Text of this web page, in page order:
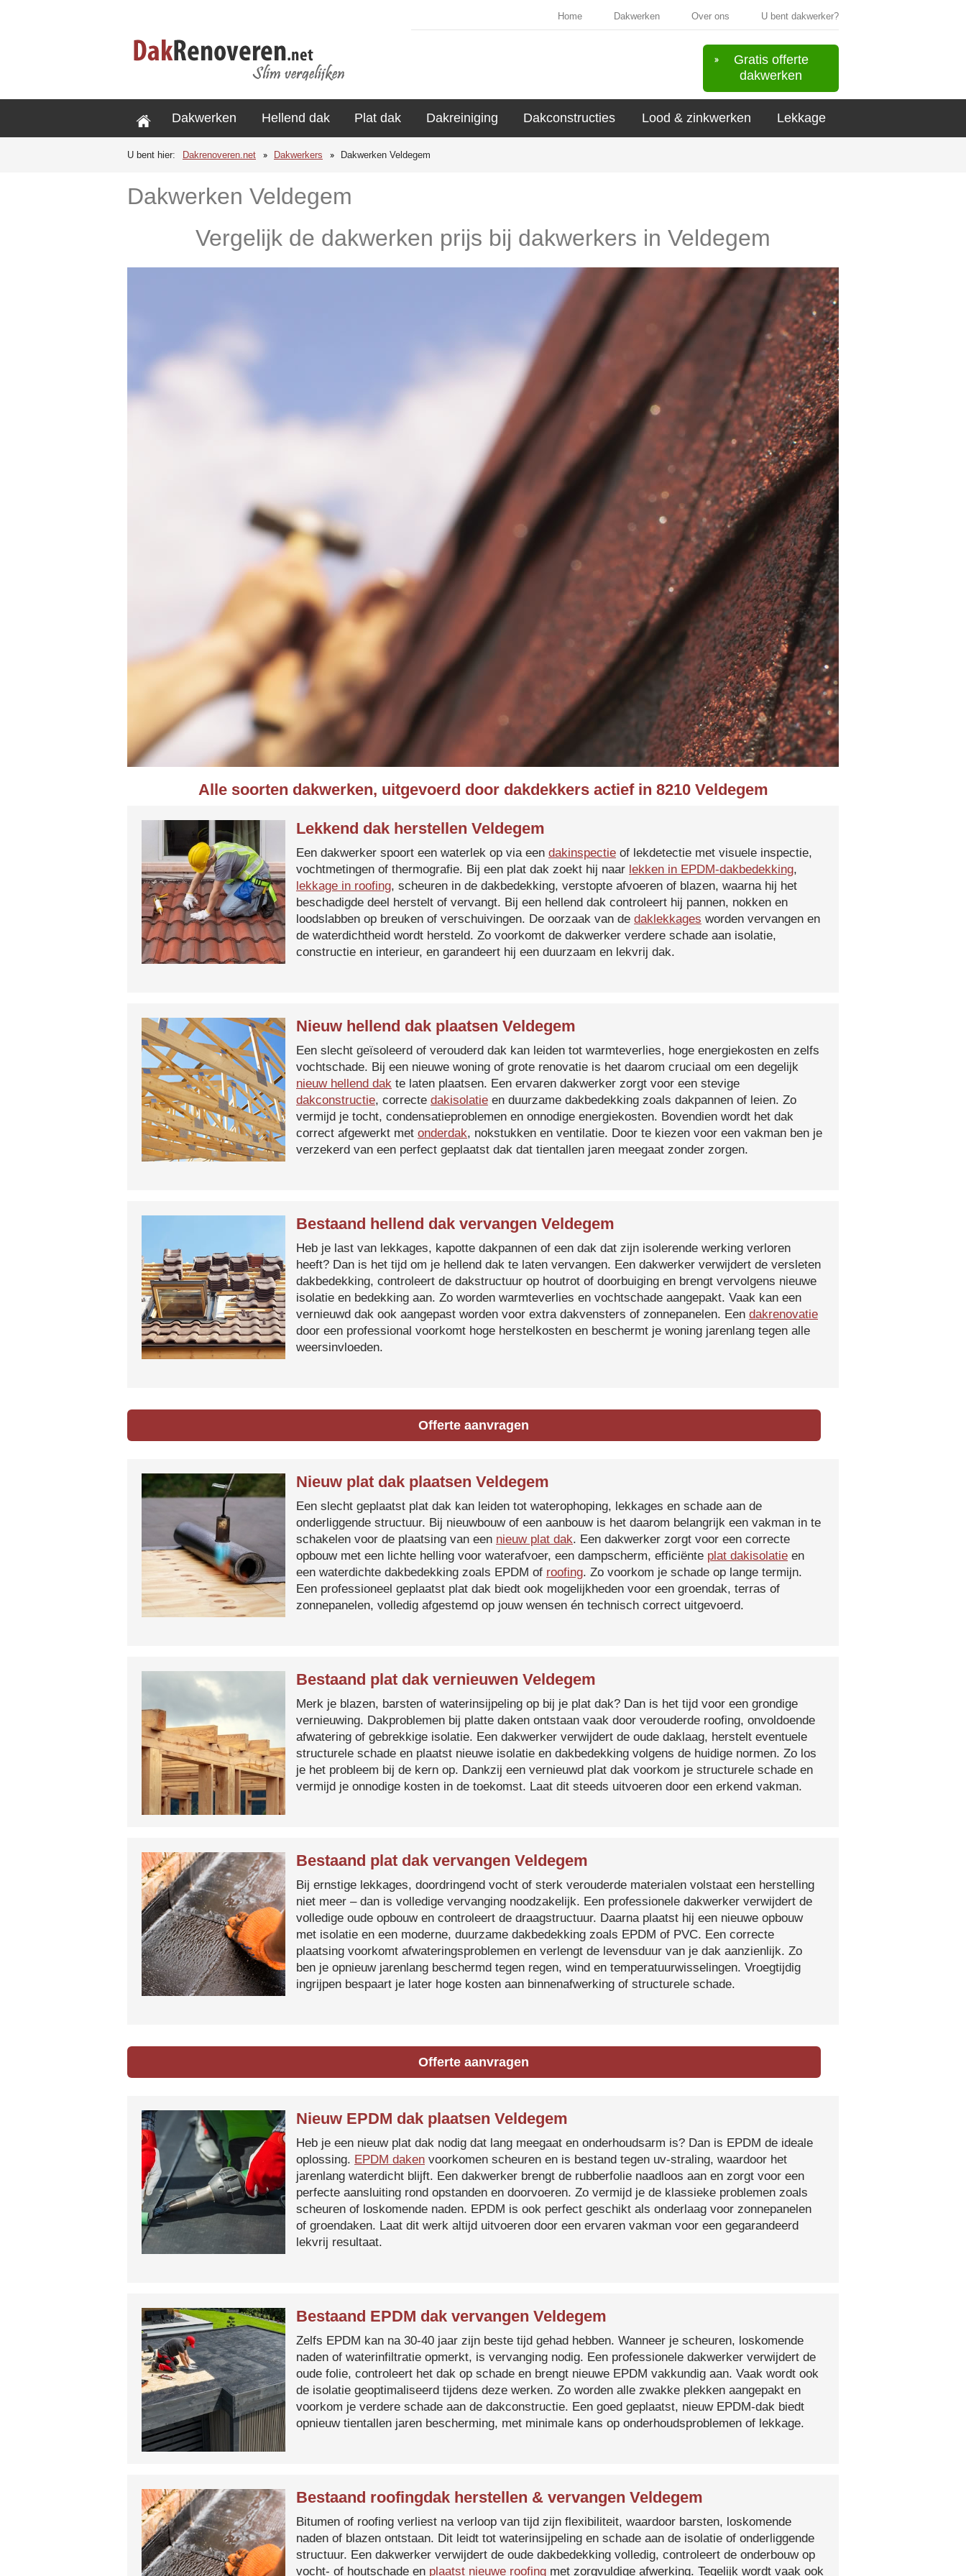
Home Dakwerken Over ons U bent dakwerker?
Gratis offerte
dakwerken
Dakwerken Hellend dak Plat dak Dakreiniging Dakconstructies Lood & zinkwerken Lekkage
U bent hier: Dakrenoveren.net Dakwerkers Dakwerken Veldegem
Dakwerken Veldegem
Vergelijk de dakwerken prijs bij dakwerkers in Veldegem
Alle soorten dakwerken, uitgevoerd door dakdekkers actief in 8210 Veldegem
Lekkend dak herstellen Veldegem
Een dakwerker spoort een waterlek op via een dakinspectie of lekdetectie met visuele inspectie,
vochtmetingen of thermografie. Bij een plat dak zoekt hij naar lekken in EPDM-dakbedekking,
lekkage in roofing, scheuren in de dakbedekking, verstopte afvoeren of blazen, waarna hij het
beschadigde deel herstelt of vervangt. Bij een hellend dak controleert hij pannen, nokken en
loodslabben op breuken of verschuivingen. De oorzaak van de daklekkages worden vervangen en
de waterdichtheid wordt hersteld. Zo voorkomt de dakwerker verdere schade aan isolatie,
constructie en interieur, en garandeert hij een duurzaam en lekvrij dak.
Nieuw hellend dak plaatsen Veldegem
Een slecht geïsoleerd of verouderd dak kan leiden tot warmteverlies, hoge energiekosten en zelfs
vochtschade. Bij een nieuwe woning of grote renovatie is het daarom cruciaal om een degelijk
nieuw hellend dak te laten plaatsen. Een ervaren dakwerker zorgt voor een stevige
dakconstructie, correcte dakisolatie en duurzame dakbedekking zoals dakpannen of leien. Zo
vermijd je tocht, condensatieproblemen en onnodige energiekosten. Bovendien wordt het dak
correct afgewerkt met onderdak, nokstukken en ventilatie. Door te kiezen voor een vakman ben je
verzekerd van een perfect geplaatst dak dat tientallen jaren meegaat zonder zorgen.
Bestaand hellend dak vervangen Veldegem
Heb je last van lekkages, kapotte dakpannen of een dak dat zijn isolerende werking verloren
heeft? Dan is het tijd om je hellend dak te laten vervangen. Een dakwerker verwijdert de versleten
dakbedekking, controleert de dakstructuur op houtrot of doorbuiging en brengt vervolgens nieuwe
isolatie en bedekking aan. Zo worden warmteverlies en vochtschade aangepakt. Vaak kan een
vernieuwd dak ook aangepast worden voor extra dakvensters of zonnepanelen. Een dakrenovatie
door een professional voorkomt hoge herstelkosten en beschermt je woning jarenlang tegen alle
weersinvloeden.
Offerte aanvragen
Nieuw plat dak plaatsen Veldegem
Een slecht geplaatst plat dak kan leiden tot waterophoping, lekkages en schade aan de
onderliggende structuur. Bij nieuwbouw of een aanbouw is het daarom belangrijk een vakman in te
schakelen voor de plaatsing van een nieuw plat dak. Een dakwerker zorgt voor een correcte
opbouw met een lichte helling voor waterafvoer, een dampscherm, efficiënte plat dakisolatie en
een waterdichte dakbedekking zoals EPDM of roofing. Zo voorkom je schade op lange termijn.
Een professioneel geplaatst plat dak biedt ook mogelijkheden voor een groendak, terras of
zonnepanelen, volledig afgestemd op jouw wensen én technisch correct uitgevoerd.
Bestaand plat dak vernieuwen Veldegem
Merk je blazen, barsten of waterinsijpeling op bij je plat dak? Dan is het tijd voor een grondige
vernieuwing. Dakproblemen bij platte daken ontstaan vaak door verouderde roofing, onvoldoende
afwatering of gebrekkige isolatie. Een dakwerker verwijdert de oude daklaag, herstelt eventuele
structurele schade en plaatst nieuwe isolatie en dakbedekking volgens de huidige normen. Zo los
je het probleem bij de kern op. Dankzij een vernieuwd plat dak voorkom je structurele schade en
vermijd je onnodige kosten in de toekomst. Laat dit steeds uitvoeren door een erkend vakman.
Bestaand plat dak vervangen Veldegem
Bij ernstige lekkages, doordringend vocht of sterk verouderde materialen volstaat een herstelling
niet meer – dan is volledige vervanging noodzakelijk. Een professionele dakwerker verwijdert de
volledige oude opbouw en controleert de draagstructuur. Daarna plaatst hij een nieuwe opbouw
met isolatie en een moderne, duurzame dakbedekking zoals EPDM of PVC. Een correcte
plaatsing voorkomt afwateringsproblemen en verlengt de levensduur van je dak aanzienlijk. Zo
ben je opnieuw jarenlang beschermd tegen regen, wind en temperatuurwisselingen. Vroegtijdig
ingrijpen bespaart je later hoge kosten aan binnenafwerking of structurele schade.
Offerte aanvragen
Nieuw EPDM dak plaatsen Veldegem
Heb je een nieuw plat dak nodig dat lang meegaat en onderhoudsarm is? Dan is EPDM de ideale
oplossing. EPDM daken voorkomen scheuren en is bestand tegen uv-straling, waardoor het
jarenlang waterdicht blijft. Een dakwerker brengt de rubberfolie naadloos aan en zorgt voor een
perfecte aansluiting rond opstanden en doorvoeren. Zo vermijd je de klassieke problemen zoals
scheuren of loskomende naden. EPDM is ook perfect geschikt als onderlaag voor zonnepanelen
of groendaken. Laat dit werk altijd uitvoeren door een ervaren vakman voor een gegarandeerd
lekvrij resultaat.
Bestaand EPDM dak vervangen Veldegem
Zelfs EPDM kan na 30-40 jaar zijn beste tijd gehad hebben. Wanneer je scheuren, loskomende
naden of waterinfiltratie opmerkt, is vervanging nodig. Een professionele dakwerker verwijdert de
oude folie, controleert het dak op schade en brengt nieuwe EPDM vakkundig aan. Vaak wordt ook
de isolatie geoptimaliseerd tijdens deze werken. Zo worden alle zwakke plekken aangepakt en
voorkom je verdere schade aan de dakconstructie. Een goed geplaatst, nieuw EPDM-dak biedt
opnieuw tientallen jaren bescherming, met minimale kans op onderhoudsproblemen of lekkage.
Bestaand roofingdak herstellen & vervangen Veldegem
Bitumen of roofing verliest na verloop van tijd zijn flexibiliteit, waardoor barsten, loskomende
naden of blazen ontstaan. Dit leidt tot waterinsijpeling en schade aan de isolatie of onderliggende
structuur. Een dakwerker verwijdert de oude dakbedekking volledig, controleert de onderbouw op
vocht- of houtschade en plaatst nieuwe roofing met zorgvuldige afwerking. Tegelijk wordt vaak ook